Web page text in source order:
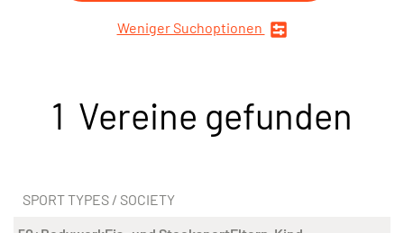
Weniger Suchoptionen
1 Vereine gefunden
SPORT TYPES / SOCIETY